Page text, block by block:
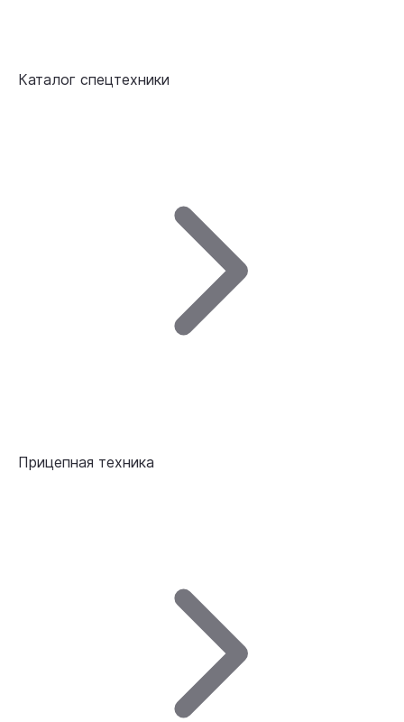
Каталог спецтехники
Прицепная техника